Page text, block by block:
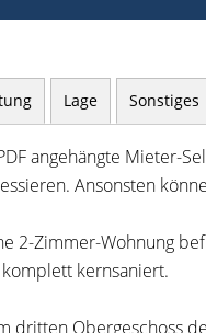
Lage Sonstiges
angehängte Mieter-
Ansonsten
2-Zimmer-Wohnung
kernsaniert.
dritten Obergeschoss